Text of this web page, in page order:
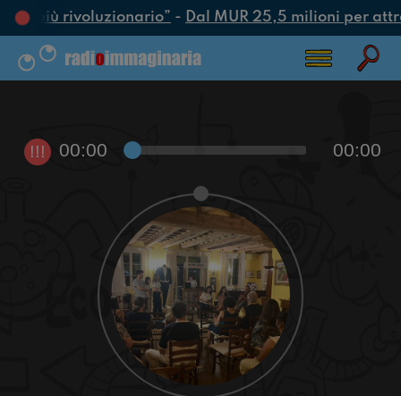
più rivoluzionario”- Dal MUR 25,5 milioni per
!!! 00:00 00:00